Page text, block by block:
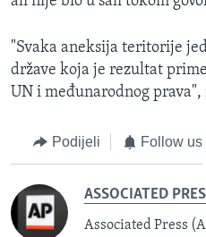
"Svaka aneksija teritorije
države koja je rezultat
UN i međunarodnog
Podijeli Follow us
ASSOCIATED
Associated Press